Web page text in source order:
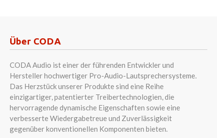
Über CODA
CODA Audio ist einer der führenden Entwickler und
Hersteller hochwertiger Pro-Audio-Lautsprechersysteme.
Das Herzstück unserer Produkte sind eine Reihe
einzigartiger, patentierter Treibertechnologien, die
hervorragende dynamische Eigenschaften sowie eine
verbesserte Wiedergabetreue und Zuverlässigkeit
gegenüber konventionellen Komponenten bieten.